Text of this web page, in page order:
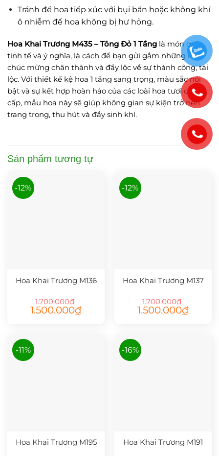
Tránh để hoa tiếp xúc với bụi bẩn hoặc không khí
ô nhiễm để hoa không bị hư hỏng.
Hoa Khai Trương M435 – Tông Đỏ 1 Tầng là món quà
tinh tế và ý nghĩa, là cách để bạn gửi gắm những lời
chúc mừng chân thành và đầy lộc về sự thành công, tài
lộc. Với thiết kế kệ hoa 1 tầng sang trọng, màu sắc nổi
bật và sự kết hợp hoàn hảo của các loài hoa tươi cao
cấp, mẫu hoa này sẽ giúp không gian sự kiện trở nên
trang trọng, thu hút và đầy sinh khí.
Sản phẩm tương tự
-12%
Hoa Khai Trương M136
1.700.000₫
Giá
gốc
1.500.000₫Giá
-12%
Hoa Khai Trương M137
1.700.000₫
Giá
gốc
1.500.000₫Giá
-11%
Hoa Khai Trương M195
-16%
Hoa Khai Trương M191